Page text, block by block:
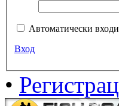
Автоматически
Вход
•